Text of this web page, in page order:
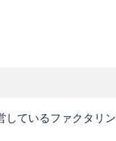
しているファクタリン